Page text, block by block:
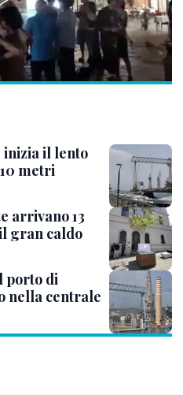
il lento
metri
arrivano 13
gran caldo
porto di
nella centrale